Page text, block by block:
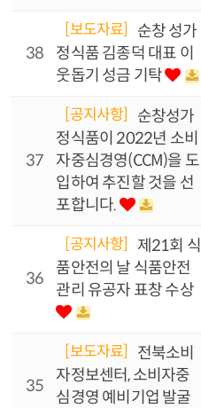
38
[보도자료]
순창 성가
정식품 김종덕 대표 이
웃돕기 성금 기탁
37
[공지사항]
순창성가
정식품이 2022년 소비
자중심경영(CCM)을 도
입하여 추진할 것을 선
포합니다.
36
[공지사항]
제21회 식
품안전의 날 식품안전
관리 유공자 표창 수상
35
[보도자료]
전북소비
자정보센터, 소비자중
심경영 예비기업 발굴